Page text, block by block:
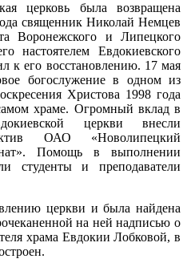
церковь была возвращена
священник Николай Немцев
Воронежского и Липецкого
настоятелем Евдокиевского
к его восстановлению. 17 мая
богослужение в одном из
Христова 1998 года
храме. Огромный вклад в
церкви внесли
ОАО «Новолипецкий
Помощь в выполнении
студенты и преподаватели
церкви и была найдена
на ней надписью о
храма Евдокии Лобковой, в